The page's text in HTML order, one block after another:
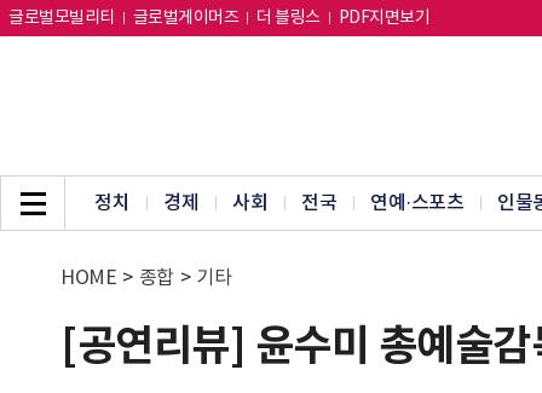
글로벌모빌리티 글로벌게이머즈 더 블링스 PDF지면보기
정치 경제 사회 전국 연예·스포츠 인물
HOME > 종합 > 기타
[공연리뷰] 윤수미 총예술